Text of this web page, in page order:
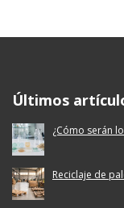
Últimos
¿Cómo serán
Reciclaje de